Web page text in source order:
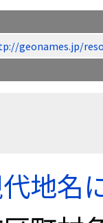
geonames.jp/
地名